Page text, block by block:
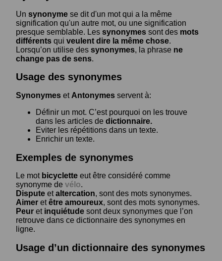
Un synonyme se dit d'un mot qui a la même
signification qu'un autre mot, ou une signification
presque semblable. Les synonymes sont des mots
différents qui veulent dire la même chose.
Lorsqu’on utilise des synonymes, la phrase ne
change pas de sens.
Usage des synonymes
Synonymes et Antonymes servent à:
Définir un mot. C’est pourquoi on les trouve
dans les articles de dictionnaire.
Eviter les répétitions dans un texte.
Enrichir un texte.
Exemples de synonymes
Le mot bicyclette eut être considéré comme
synonyme de vélo.
Dispute etaltercation, sont des mots synonymes.
Aimer etêtre amoureux, sont des mots synonymes.
Peur et inquiétude sont deux synonymes que l’on
retrouve dans ce dictionnaire des synonymes en
ligne.
Usage d’un dictionnaire des synonymes